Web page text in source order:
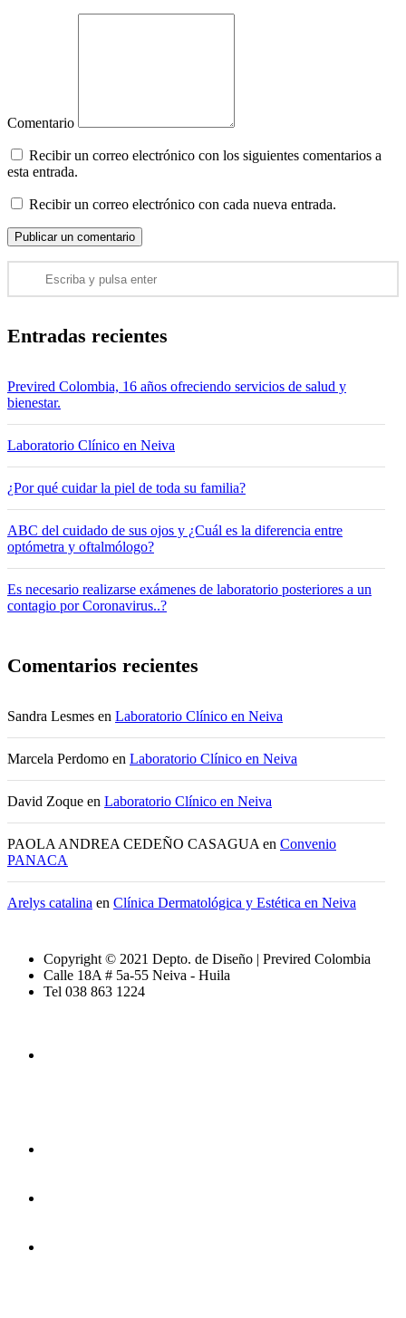
Comentario
Recibir un correo electrónico con los siguientes comentarios a
esta entrada.
Recibir un correo electrónico con cada nueva entrada.
Entradas recientes
Previred Colombia, 16 años ofreciendo servicios de salud y
bienestar.
Laboratorio Clínico en Neiva
¿Por qué cuidar la piel de toda su familia?
ABC del cuidado de sus ojos y ¿Cuál es la diferencia entre
optómetra y oftalmólogo?
Es necesario realizarse exámenes de laboratorio posteriores a un
contagio por Coronavirus..?
Comentarios recientes
Sandra Lesmes en Laboratorio Clínico en Neiva
Marcela Perdomo en Laboratorio Clínico en Neiva
David Zoque en Laboratorio Clínico en Neiva
PAOLA ANDREA CEDEÑO CASAGUA en Convenio
PANACA
Arelys catalina en Clínica Dermatológica y Estética en Neiva
Copyright © 2021 Depto. de Diseño | Previred Colombia
Calle 18A # 5a-55 Neiva - Huila
Tel 038 863 1224